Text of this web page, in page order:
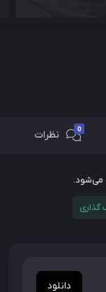
0 نظرات
می‌شود.
گذاری
دانلود